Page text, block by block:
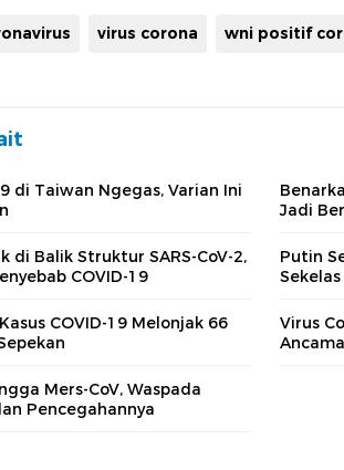
virus corona wni positif
di Taiwan Ngegas, Varian Ini
Jadi
di Balik Struktur SARS-CoV-2,
COVID-19
Putin
COVID-19 Melonjak 66
Virus
Mers-CoV, Waspada
Pencegahannya